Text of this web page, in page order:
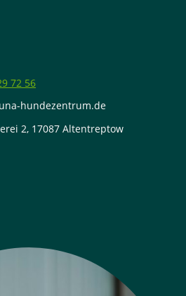
72 56
hundezentrum.de
2, 17087 Altentreptow